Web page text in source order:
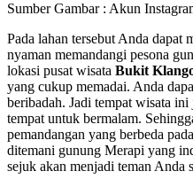
Sumber Gambar : Akun
Pada lahan tersebut Anda dapat
nyaman memandangi pesona
lokasi pusat wisata Bukit
yang cukup memadai. Anda
beribadah. Jadi tempat wisata
tempat untuk bermalam.
pemandangan yang berbeda
ditemani gunung Merapi yang
sejuk akan menjadi teman Anda